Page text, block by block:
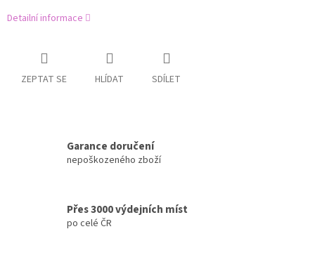
Detailní informace
ZEPTAT SE HLÍDAT SDÍLET
Garance doručení
nepoškozeného zboží
Přes 3000 výdejních míst
po celé ČR